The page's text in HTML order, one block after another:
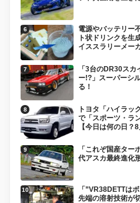
電源やバッテリー
ト状ドリンクを生
イススラリーメー
「3台のDR30ス
ー!?」スーパーシ
る！
トヨタ「ハイラッ
で「スポーツ・ラ
【今日は何の日？8
「これぞ国産ター
代アスカ最終進化
「”VR38DETTは
先端の溶射技術が